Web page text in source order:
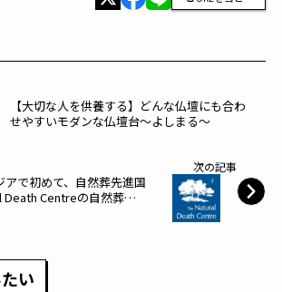
【大切な人を供養する】どんな仏壇にも合わ
せやすいモダンな仏壇台～よしまる～
次の記事
アで初めて、自然葬先進国
Death Centreの自然葬地
い